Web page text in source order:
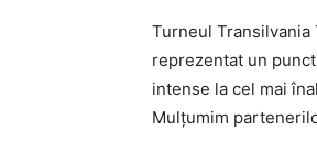
Turneul
reprezentat un
intense la cel mai
Mulțumim